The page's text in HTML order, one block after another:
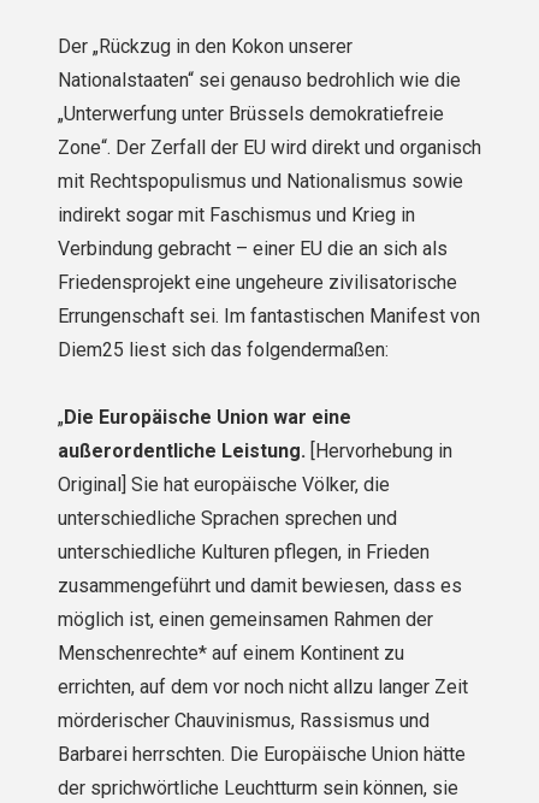
Der „Rückzug in den Kokon unserer
Nationalstaaten“ sei genauso bedrohlich wie die
„Unterwerfung unter Brüssels demokratiefreie
Zone“. Der Zerfall der EU wird direkt und organisch
mit Rechtspopulismus und Nationalismus sowie
indirekt sogar mit Faschismus und Krieg in
Verbindung gebracht – einer EU die an sich als
Friedensprojekt eine ungeheure zivilisatorische
Errungenschaft sei. Im fantastischen Manifest von
Diem25 liest sich das folgendermaßen:
„Die Europäische Union war eine
außerordentliche Leistung. [Hervorhebung in
Original] Sie hat europäi­sche Völker, die
unterschiedliche Sprachen sprechen und
unterschiedliche Kulturen pflegen, in Frieden
zusam­mengeführt und damit bewiesen, dass es
möglich ist, einen gemeinsamen Rahmen der
Menschenrechte* auf einem Kontinent zu
errichten, auf dem vor noch nicht allzu langer Zeit
mörderischer Chauvinismus, Rassismus und
Barbarei herrschten. Die Europäische Union hätte
der sprichwörtliche Leuchtturm sein können, sie